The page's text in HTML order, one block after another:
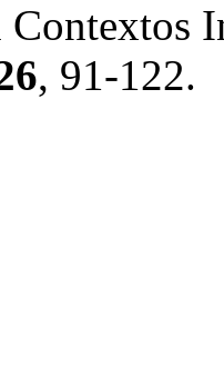
Contextos
, 91-122.